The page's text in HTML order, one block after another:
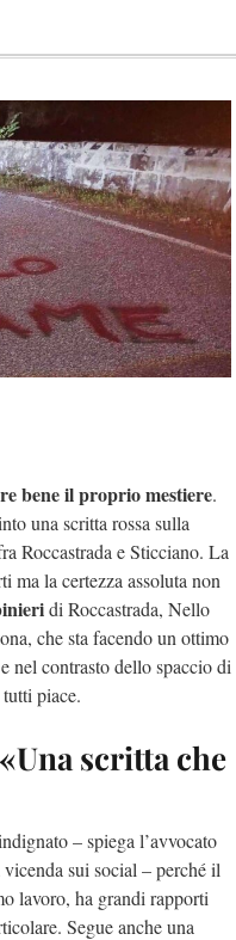
bene il proprio mestiere.
una scritta rossa sulla
Roccastrada e Sticciano. La
ma la certezza assoluta non
di Roccastrada, Nello
che sta facendo un ottimo
nel contrasto dello spaccio di
piace.
scritta che
– spiega l’avvocato
sui social – perché il
lavoro, ha grandi rapporti
Segue anche una